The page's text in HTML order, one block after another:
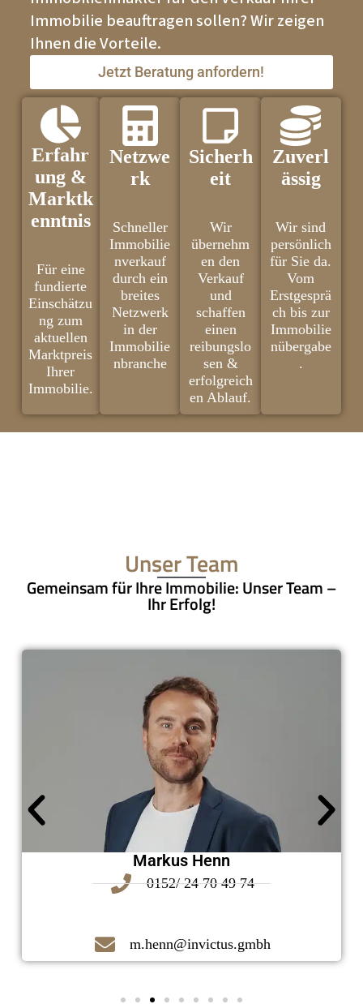
Immobilie beauftragen sollen? Wir zeigen
Ihnen die Vorteile.
Jetzt Beratung anfordern!
Erfahr
ung &
Marktk
enntnis
Für eine
fundierte
Einschätzu
ng zum
aktuellen
Marktpreis
Ihrer
Immobilie.
Netzwe
rk
Schneller
Immobilie
nverkauf
durch ein
breites
Netzwerk
in der
Immobilie
nbranche
Sicherh
eit
Wir
übernehm
en den
Verkauf
und
schaffen
einen
reibungslo
sen &
erfolgreich
en Ablauf.
Zuverl
ässig
Wir sind
persönlich
für Sie da.
Vom
Erstgesprä
ch bis zur
Immobilie
nübergabe
.
Unser Team
Gemeinsam für Ihre Immobilie: Unser Team –
Ihr Erfolg!
Markus Henn
0152/ 24 70 49 74
m.henn@invictus.gmbh